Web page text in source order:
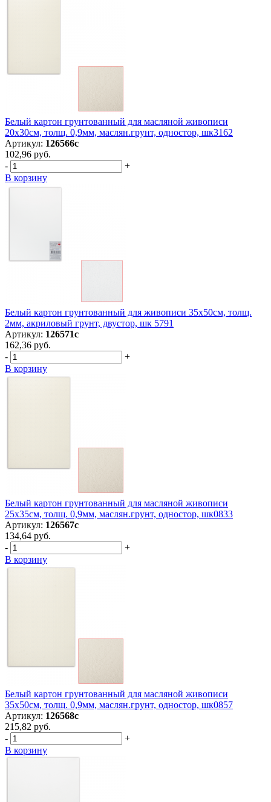
Белый картон грунтованный для масляной живописи
20х30см, толщ. 0,9мм, маслян.грунт, одностор, шк3162
Артикул: 126566с
102,96 руб.
-
+
В корзину
Белый картон грунтованный для живописи 35х50см, толщ.
2мм, акриловый грунт, двустор, шк 5791
Артикул: 126571с
162,36 руб.
-
+
В корзину
Белый картон грунтованный для масляной живописи
25х35см, толщ. 0,9мм, маслян.грунт, одностор, шк0833
Артикул: 126567с
134,64 руб.
-
+
В корзину
Белый картон грунтованный для масляной живописи
35х50см, толщ. 0,9мм, маслян.грунт, одностор, шк0857
Артикул: 126568с
215,82 руб.
-
+
В корзину